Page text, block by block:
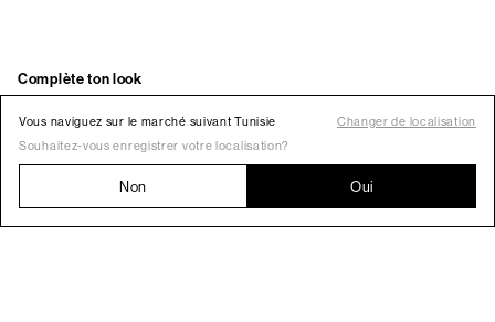
Vous naviguez sur le marché suivant Tunisie
Changer de localisation
Souhaitez-vous enregistrer votre localisation?
Non Oui